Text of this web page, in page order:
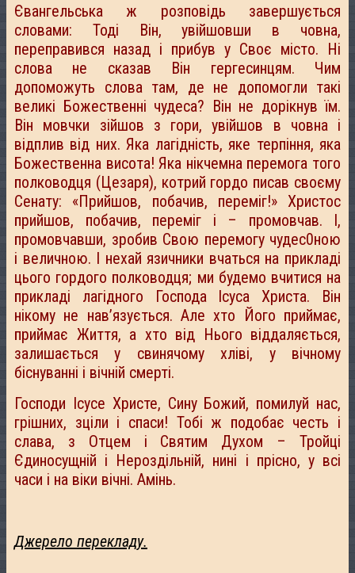
Євангельська ж розповідь завершується
словами: Тоді Він, увійшовши в човна,
переправився назад і прибув у Своє місто. Ні
слова не сказав Він гергесинцям. Чим
допоможуть слова там, де не допомогли такі
великі Божественні чудеса? Він не дорікнув їм.
Він мовчки зійшов з гори, увійшов в човна і
відплив від них. Яка лагідність, яке терпіння, яка
Божественна висота! Яка нікчемна перемога того
полководця (Цезаря), котрий гордо писав своєму
Сенату: «Прийшов, побачив, переміг!» Христос
прийшов, побачив, переміг і – промовчав. І,
промовчавши, зробив Свою перемогу чудес0ною
і величною. І нехай язичники вчаться на прикладі
цього гордого полководця; ми будемо вчитися на
прикладі лагідного Господа Ісуса Христа. Він
нікому не нав’язується. Але хто Його приймає,
приймає Життя, а хто від Нього віддаляється,
залишається у свинячому хліві, у вічному
біснуванні і вічній смерті.
Господи Ісусе Христе, Сину Божий, помилуй нас,
грішних, зціли і спаси! Тобі ж подобає честь і
слава, з Отцем і Святим Духом – Тройці
Єдиносущній і Нероздільній, нині і прісно, у всі
часи і на віки вічні. Амінь.
Джерело перекладу.